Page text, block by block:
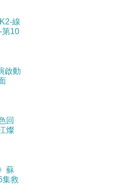
線
第10
啟動
回
燦
蘇
集救